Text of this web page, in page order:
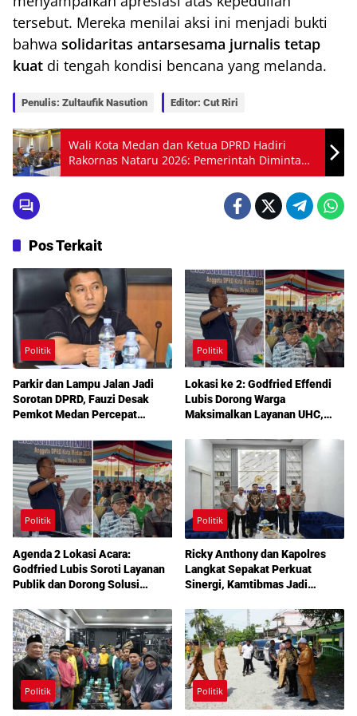
tersebut. Mereka menilai aksi ini menjadi bukti
bahwa solidaritas antarsesama jurnalis tetap
kuat di tengah kondisi bencana yang melanda.
Penulis: Zultaufik Nasution Editor: Cut Riri
Wali Kota Medan dan Ketua DPRD Hadiri
Rakornas Nataru 2026: Pemerintah Diminta
Tingkatkan Kesiapsiagaan Bencana
Pos Terkait
Politik
Parkir dan Lampu Jalan Jadi
Sorotan DPRD, Fauzi Desak
Pemkot Medan Percepat
Politik
Lokasi ke 2: Godfried Effendi
Lubis Dorong Warga
Maksimalkan Layanan UHC,
Pendidikan Mengemuka dalam
Reses Medan Amplas
Politik
Agenda 2 Lokasi Acara:
Godfried Lubis Soroti Layanan
Publik dan Dorong Solusi
DPRD Medan
Politik
Ricky Anthony dan Kapolres
Langkat Sepakat Perkuat
Sinergi, Kamtibmas Jadi
Politik Politik